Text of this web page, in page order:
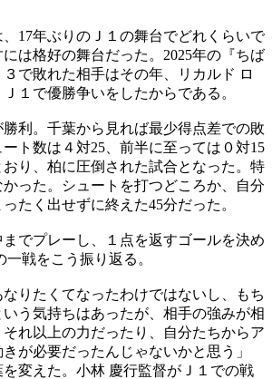
17年ぶりのＪ１の舞台でどれくらいで
は格好の舞台だった。2025年の『ちば
で敗れた相手はその年、リカルド ロ
１で優勝争いをしたからである。
利。千葉から見れば最少得点差での敗
ト数は４対25、前半に至っては０対15
り、柏に圧倒された試合となった。特
った。シュートを打つどころか、自分
たく出せずに終えた45分だった。
でプレーし、１点を返すゴールを決め
一戦をこう振り返る。
なりたくてなったわけではないし、もち
う気持ちはあったが、相手の強みが相
れ以上の力だったり、自分たちからア
が必要だったんじゃないかと思う」
変えた。小林 慶行監督がＪ１での戦